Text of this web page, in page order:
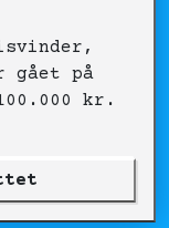
gået på
kr.